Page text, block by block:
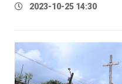
2023-10-25 14:30